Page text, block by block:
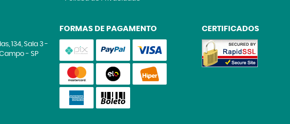
134, Sala 3-
- SP
FORMAS DE PAGAMENTO CERTIFICADOS